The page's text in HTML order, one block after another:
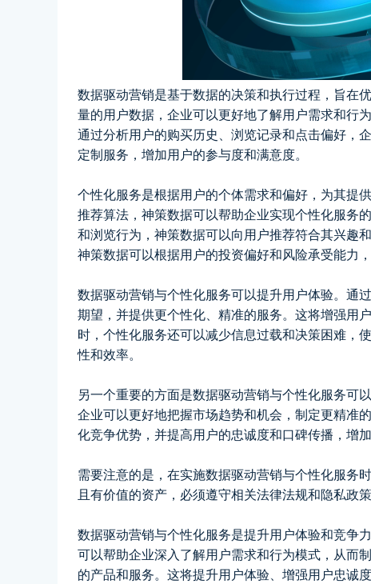
数据驱动营销是基于数据的决策和执行过程，旨在
量的用户数据，企业可以更好地了解用户需求和行
通过分析用户的购买历史、浏览记录和点击偏好，
定制服务，增加用户的参与度和满意度。
个性化服务是根据用户的个体需求和偏好，为其提
推荐算法，神策数据可以帮助企业实现个性化服务
和浏览行为，神策数据可以向用户推荐符合其兴趣
神策数据可以根据用户的投资偏好和风险承受能力
数据驱动营销与个性化服务可以提升用户体验。通
期望，并提供更个性化、精准的服务。这将增强用
时，个性化服务还可以减少信息过载和决策困难，
性和效率。
另一个重要的方面是数据驱动营销与个性化服务可
企业可以更好地把握市场趋势和机会，制定更精准
化竞争优势，并提高用户的忠诚度和口碑传播，增
需要注意的是，在实施数据驱动营销与个性化服务
且有价值的资产，必须遵守相关法律法规和隐私政
数据驱动营销与个性化服务是提升用户体验和竞争
可以帮助企业深入了解用户需求和行为模式，从而
的产品和服务。这将提升用户体验、增强用户忠诚